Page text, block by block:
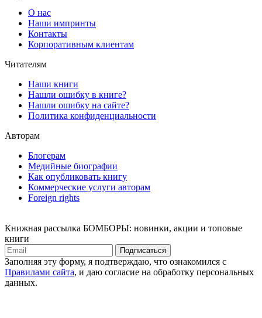
О нас
Наши импринты
Контакты
Корпоративным клиентам
Читателям
Наши книги
Нашли ошибку в книге?
Нашли ошибку на сайте?
Политика конфиденциальности
Авторам
Блогерам
Медийные биографии
Как опубликовать книгу
Коммерческие услуги авторам
Foreign rights
Книжная рассылка БОМБОРЫ: новинки, акции и топовые
книги
Подписаться
Заполняя эту форму, я подтверждаю, что ознакомился с
Правилами сайта, и даю согласие на обработку персональных
данных.